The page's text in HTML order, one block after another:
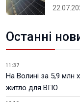
Останні
11:37
На Волині за 5,9 млн
житло для ВПО